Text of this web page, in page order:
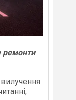
ремонти